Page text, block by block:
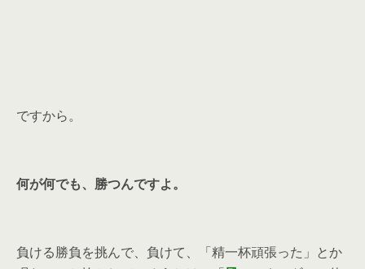
ですから。
何が何でも、勝つんですよ。
負ける勝負を挑んで、負けて、「精一杯頑張った」とか